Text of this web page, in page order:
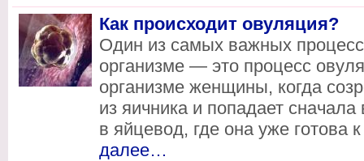
Как происходит овуляция?
Один из самых важных
организме — это процесс
организме женщины, когда
из яичника и попадает
в яйцевод, где она уже готова
далее…